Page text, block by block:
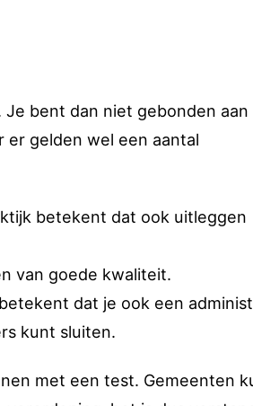
bent dan niet gebonden aan
gelden wel een aantal
betekent dat ook uitleggen
van goede kwaliteit.
dat je ook een
kunt sluiten.
met een test. Gemeenten